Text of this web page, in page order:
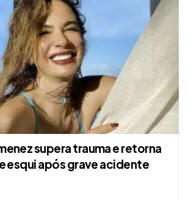
supera trauma e retorna
esqui após grave acidente